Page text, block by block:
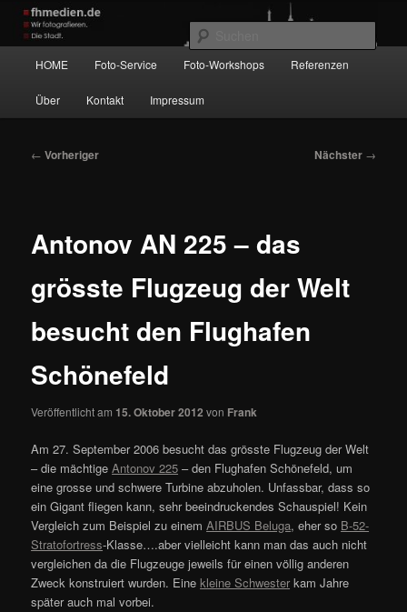
Zum
primären
Inhalt
springen
Wir fotografieren die Hauptstadt!
HOME Foto-Service Foto-Workshops Referenzen
Über Kontakt Impressum
Beitragsnavigation
← Vorheriger Nächster →
Antonov AN 225 – das
grösste Flugzeug der Welt
besucht den Flughafen
Schönefeld
Veröffentlicht am 15. Oktober 2012 von Frank
Am 27. September 2006 besucht das grösste Flugzeug der Welt
– die mächtigeAntonov 225 – den Flughafen Schönefeld, um
eine grosse und schwere Turbine abzuholen. Unfassbar, dass so
ein Gigant fliegen kann, sehr beeindruckendes Schauspiel! Kein
Vergleich zum Beispiel zu einemAIRBUS Beluga, eher so B-52-
Stratofortress-Klasse….aber vielleicht kann man das auch nicht
vergleichen da die Flugzeuge jeweils für einen völlig anderen
Zweck konstruiert wurden. Einekleine Schwester kam Jahre
später auch mal vorbei.